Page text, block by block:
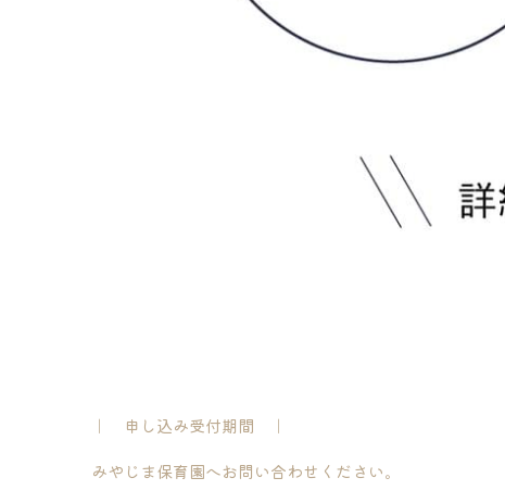
｜　申し込み受付期間　｜
みやじま保育園へお問い合わせください。